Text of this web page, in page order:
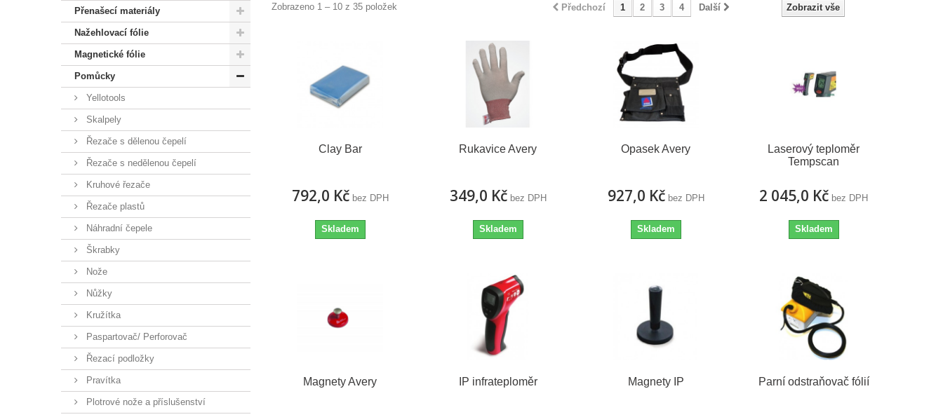
Přenašecí materiály
Nažehlovací fólie
Magnetické fólie
Pomůcky
Yellotools
Skalpely
Řezače s dělenou čepelí
Řezače s nedělenou čepelí
Kruhové řezače
Řezače plastů
Náhradní čepele
Škrabky
Nože
Nůžky
Kružítka
Paspartovač/ Perforovač
Řezací podložky
Pravítka
Plotrové nože a příslušenství
Zobrazit vše
Předchozí 1 2 3 4 Další
Zobrazeno 1 – 10 z 35 položek
Clay Bar
792,0 Kčbez DPH
Skladem
Rukavice Avery
349,0 Kčbez DPH
Skladem
Opasek Avery
927,0 Kčbez DPH
Skladem
Laserový teploměr
Tempscan
2 045,0 Kč bez DPH
Skladem
Magnety Avery IP infrateploměr Magnety IP Parní odstraňovač fólií